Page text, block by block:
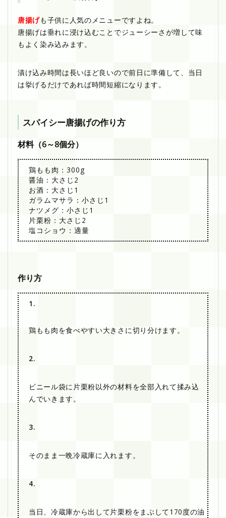
唐揚げも子供に人気のメニューですよね。
唐揚げは垂れに浸け込むことでジューシーさが増して味
もよく染み込みます。
漬け込み時間は長いほど良いので前日に準備して、当日
は挙げるだけであれば時間短縮になります。
スパイシー唐揚げの作り方
材料（6～8個分）
鶏もも肉：300g
醤油：大さじ2
お酒：大さじ1
ガラムマサラ：小さじ1
ナツメグ：小さじ1
片栗粉：大さじ2
塩コショウ：適量
作り方
1.
鶏もも肉を食べやすい大きさに切り分けます。
2.
ビニール袋に片栗粉以外の材料を全部入れて揉み込
んでいきます。
3.
そのまま一晩冷蔵庫に入れます。
4.
当日、冷蔵庫から出して片栗粉をまぶして170度の油